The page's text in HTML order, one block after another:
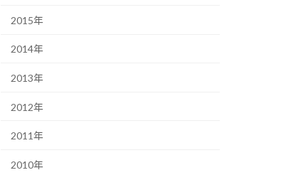
2015年
2014年
2013年
2012年
2011年
2010年